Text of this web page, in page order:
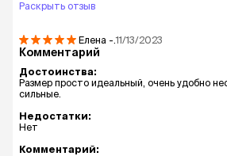
Раскрыть отзыв
Елена -.11/13/2023
Комментарий
Достоинства:
Размер просто идеальный, очень удобно
сильные.
Недостатки:
Нет
Комментарий: